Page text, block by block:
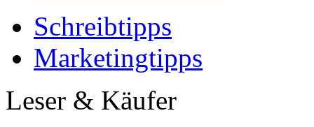
Schreibtipps
Marketingtipps
Leser & Käufer